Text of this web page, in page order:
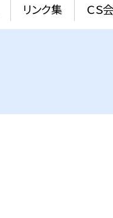
リンク集 ＣＳ